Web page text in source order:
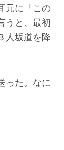
元に「この
うと、最初
人坂道を降
った。なに